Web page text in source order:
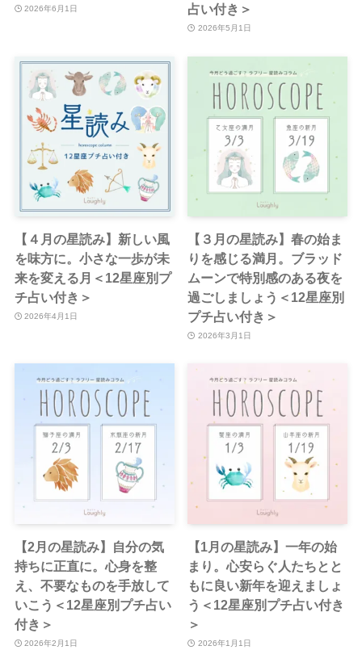
2026年6月1日
占い付き＞
2026年5月1日
【４月の星読み】新しい風
を味方に。小さな一歩が未
来を変える月＜12星座別プ
チ占い付き＞
2026年4月1日
【３月の星読み】春の始ま
りを感じる満月。ブラッド
ムーンで特別感のある夜を
過ごしましょう＜12星座別
プチ占い付き＞
2026年3月1日
【2月の星読み】自分の気
持ちに正直に。心身を整
え、不要なものを手放して
いこう＜12星座別プチ占い
付き＞
2026年2月1日
【1月の星読み】一年の始
まり。心安らぐ人たちとと
もに良い新年を迎えましょ
う＜12星座別プチ占い付き
＞
2026年1月1日